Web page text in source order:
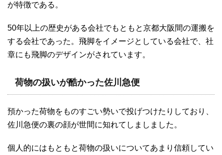
が特徴である。
50年以上の歴史がある会社でもともと京都大阪間の運搬を
する会社であった。飛脚をイメージとしている会社で、社
章にも飛脚のデザインがされています。
荷物の扱いが酷かった佐川急便
預かった荷物をものすごい勢いで投げつけたりしており、
佐川急便の裏の顔が世間に知れてしましました。
個人的にはもともと荷物の扱いについてあまり信頼してい